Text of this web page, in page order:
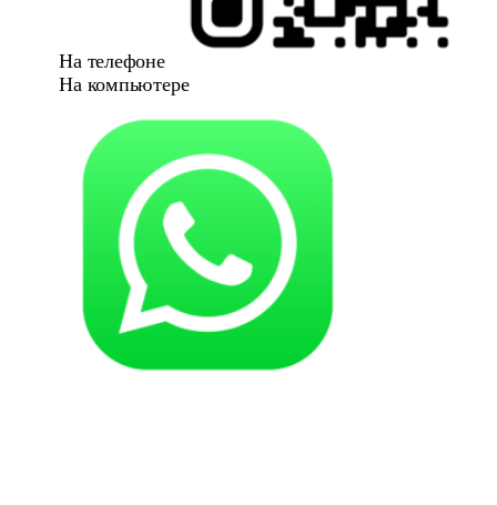
На телефоне
На компьютере